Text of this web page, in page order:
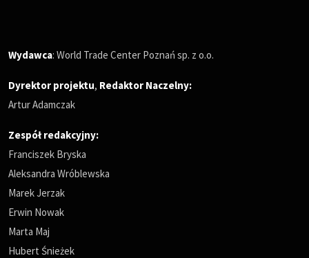
Wydawca: World Trade Center Poznań sp. z o.o.
Dyrektor projektu, Redaktor Naczelny:
Artur Adamczak
Zespół redakcyjny:
Franciszek Bryska
Aleksandra Wróblewska
Marek Jerzak
Erwin Nowak
Marta Maj
Hubert Śnieżek